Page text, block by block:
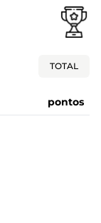
TOTAL
pontos